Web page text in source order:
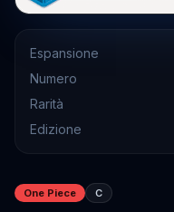
Espansione
Numero
Rarità
Edizione
One Piece C